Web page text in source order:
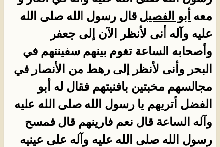
معه أبو الفصيل قال رسول الله صلى الله
عليه وآله أنى لأنظر الآن إلى جعفر
وأصحابه الساعة تغوم بينهم سفينتهم في
البحر وأنى لأنظر إلى رهط من الأنصار في
مجالسهم مخبتين بافنيتهم فقال له أبو
الفضل أتريهم يا رسول الله صلى الله عليه
وآله الساعة قال نعم فارينهم قال فمسح
رسول الله صلى الله عليه وآله على عينيه